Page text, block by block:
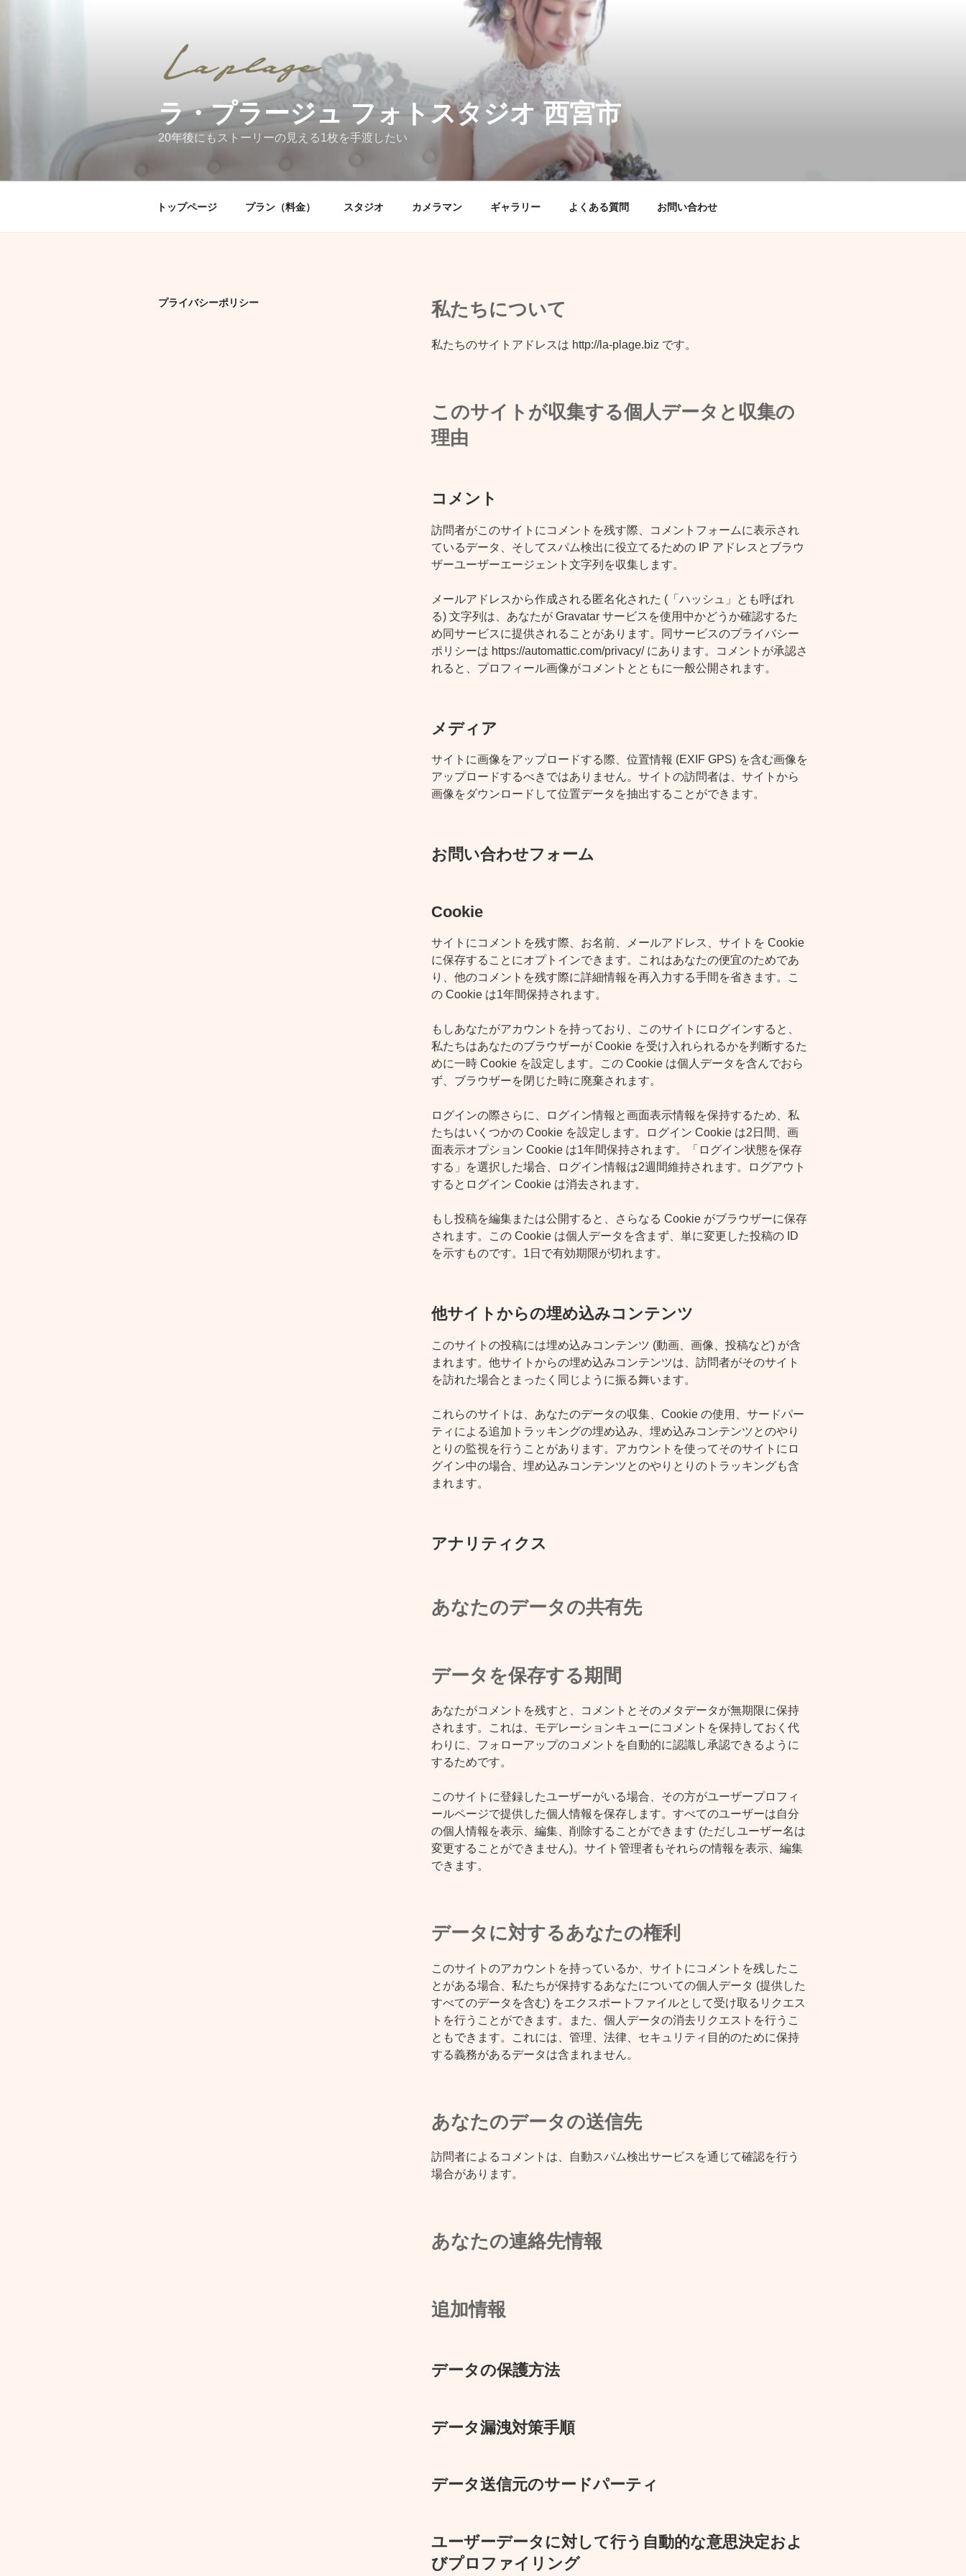
ラ・プラージュ フォトスタジオ 西宮市
20年後にもストーリーの見える1枚を手渡したい
トップページ プラン（料金） スタジオ カメラマン ギャラリー よくある質問 お問い合わせ
プライバシーポリシー 私たちについて
私たちのサイトアドレスは http://la-plage.biz です。
このサイトが収集する個人データと収集の
理由
コメント
訪問者がこのサイトにコメントを残す際、コメントフォームに表示され
ているデータ、そしてスパム検出に役立てるための IP アドレスとブラウ
ザーユーザーエージェント文字列を収集します。
メールアドレスから作成される匿名化された (「ハッシュ」とも呼ばれ
る) 文字列は、あなたが Gravatar サービスを使用中かどうか確認するた
め同サービスに提供されることがあります。同サービスのプライバシー
ポリシーは https://automattic.com/privacy/ にあります。コメントが承認さ
れると、プロフィール画像がコメントとともに一般公開されます。
メディア
サイトに画像をアップロードする際、位置情報 (EXIF GPS) を含む画像を
アップロードするべきではありません。サイトの訪問者は、サイトから
画像をダウンロードして位置データを抽出することができます。
お問い合わせフォーム
Cookie
サイトにコメントを残す際、お名前、メールアドレス、サイトを Cookie
に保存することにオプトインできます。これはあなたの便宜のためであ
り、他のコメントを残す際に詳細情報を再入力する手間を省きます。こ
の Cookie は1年間保持されます。
もしあなたがアカウントを持っており、このサイトにログインすると、
私たちはあなたのブラウザーが Cookie を受け入れられるかを判断するた
めに一時 Cookie を設定します。この Cookie は個人データを含んでおら
ず、ブラウザーを閉じた時に廃棄されます。
ログインの際さらに、ログイン情報と画面表示情報を保持するため、私
たちはいくつかの Cookie を設定します。ログイン Cookie は2日間、画
面表示オプション Cookie は1年間保持されます。「ログイン状態を保存
する」を選択した場合、ログイン情報は2週間維持されます。ログアウト
するとログイン Cookie は消去されます。
もし投稿を編集または公開すると、さらなる Cookie がブラウザーに保存
されます。この Cookie は個人データを含まず、単に変更した投稿の ID
を示すものです。1日で有効期限が切れます。
他サイトからの埋め込みコンテンツ
このサイトの投稿には埋め込みコンテンツ (動画、画像、投稿など) が含
まれます。他サイトからの埋め込みコンテンツは、訪問者がそのサイト
を訪れた場合とまったく同じように振る舞います。
これらのサイトは、あなたのデータの収集、Cookie の使用、サードパー
ティによる追加トラッキングの埋め込み、埋め込みコンテンツとのやり
とりの監視を行うことがあります。アカウントを使ってそのサイトにロ
グイン中の場合、埋め込みコンテンツとのやりとりのトラッキングも含
まれます。
アナリティクス
あなたのデータの共有先
データを保存する期間
あなたがコメントを残すと、コメントとそのメタデータが無期限に保持
されます。これは、モデレーションキューにコメントを保持しておく代
わりに、フォローアップのコメントを自動的に認識し承認できるように
するためです。
このサイトに登録したユーザーがいる場合、その方がユーザープロフィ
ールページで提供した個人情報を保存します。すべてのユーザーは自分
の個人情報を表示、編集、削除することができます (ただしユーザー名は
変更することができません)。サイト管理者もそれらの情報を表示、編集
できます。
データに対するあなたの権利
このサイトのアカウントを持っているか、サイトにコメントを残したこ
とがある場合、私たちが保持するあなたについての個人データ (提供した
すべてのデータを含む) をエクスポートファイルとして受け取るリクエス
トを行うことができます。また、個人データの消去リクエストを行うこ
ともできます。これには、管理、法律、セキュリティ目的のために保持
する義務があるデータは含まれません。
あなたのデータの送信先
訪問者によるコメントは、自動スパム検出サービスを通じて確認を行う
場合があります。
あなたの連絡先情報
追加情報
データの保護方法
データ漏洩対策手順
データ送信元のサードパーティ
ユーザーデータに対して行う自動的な意思決定およ
びプロファイリング